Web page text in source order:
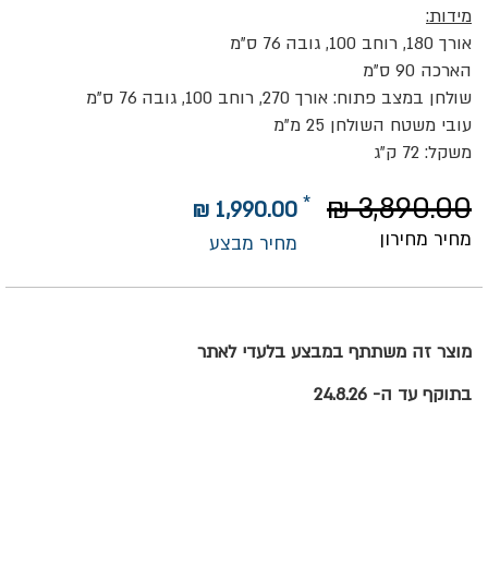
מידות:
אורך 180, רוחב 100, גובה 76 ס"מ
הארכה 90 ס"מ
שולחן במצב פתוח: אורך 270, רוחב 100, גובה 76 ס"מ
עובי משטח השולחן 25 מ"מ
משקל: 72 ק"ג
מחיר מבצע
1,990.00 ₪
מחיר מחירון
3,890.00 ₪
מוצר זה משתתף במבצע בלעדי לאתר
בתוקף עד ה- 24.8.26